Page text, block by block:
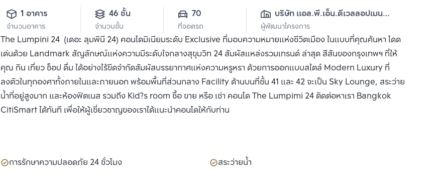
1 อาคาร
จำนวนอาคาร
46 ชั้น
จำนวนชั้น
70
ที่จอดรถ
บริษัท แอล.พี.เอ็น.ดีเวลลอปเมนท์
จำกัด (มหาชน)
ผู้พัฒนาโครงการ
The Lumpini 24 (เดอะ ลุมพินี 24) คอนโดมิเนียมระดับ Exclusive ที่มอบความหมายแห่งชีวิตเมือง ในแบบที่คุณค้นหา โดด
เด่นด้วย Landmark สัญลักษณ์แห่งความมีระดับใจกลางสุขุมวิท 24 สัมผัสแหล่งรวมเทรนด์ ล่าสุด สีสันของกรุงเทพฯ ที่ให้
คุณ กิน เที่ยว ช็อป ดื่ม ได้อย่างไร้ขีดจำกัดสัมผัสบรรยากาศแห่งความหรูหรา ด้วยการออกแบบสไตล์ Modern Luxury ที่
ลงตัวในทุกองศาทั้งภายในและภายนอก พร้อมพื้นที่ส่วนกลาง Facility ด้านบนที่ชั้น 41 และ 42 จะเป็น Sky Lounge, สระว่าย
น้ำที่อยู่สูงมาก และห้องฟิตเนส รวมถึง Kid?s room ซื้อ ขาย หรือ เช่า คอนโด The Lumpimi 24 ติดต่อหาเรา Bangkok
CitiSmart ได้ทันที เพื่อให้ผู้เชี่ยวชาญของเราได้แนะนำคอนโดให้กับท่าน
การรักษาความปลอดภัย 24 ชั่วโมง
สระว่ายน้ำ